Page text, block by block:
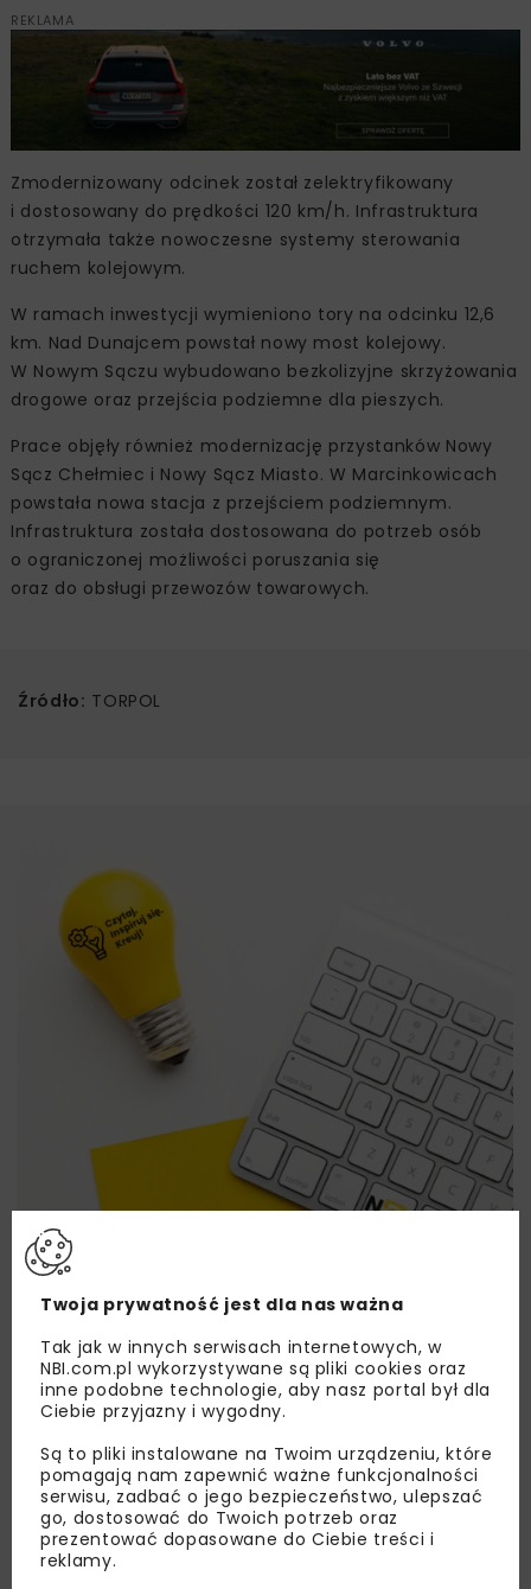
REKLAMA
Zmodernizowany odcinek został zelektryfikowany
i dostosowany do prędkości 120 km/h. Infrastruktura
otrzymała także nowoczesne systemy sterowania
ruchem kolejowym.
W ramach inwestycji wymieniono tory na odcinku 12,6
km. Nad Dunajcem powstał nowy most kolejowy.
W Nowym Sączu wybudowano bezkolizyjne skrzyżowania
drogowe oraz przejścia podziemne dla pieszych.
Prace objęły również modernizację przystanków Nowy
Sącz Chełmiec i Nowy Sącz Miasto. W Marcinkowicach
powstała nowa stacja z przejściem podziemnym.
Infrastruktura została dostosowana do potrzeb osób
o ograniczonej możliwości poruszania się
oraz do obsługi przewozów towarowych.
Źródło: TORPOL
Lubisz wiedzieć więcej?
Zapisz się do newslettera aby otrzymywać od
nas najlepsze informacje branżowe,
dedykowane akcje specjalne.
Zapoznałam/em się z
Twoja prywatność jest dla nas ważna
Tak jak w innych serwisach internetowych, w
NBI.com.pl wykorzystywane są pliki cookies oraz
inne podobne technologie, aby nasz portal był dla
Ciebie przyjazny i wygodny.
Są to pliki instalowane na Twoim urządzeniu, które
pomagają nam zapewnić ważne funkcjonalności
serwisu, zadbać o jego bezpieczeństwo, ulepszać
go, dostosować do Twoich potrzeb oraz
prezentować dopasowane do Ciebie treści i
reklamy.